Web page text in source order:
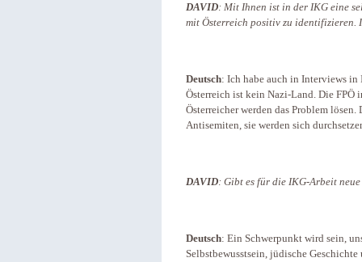
DAVID: Mit Ihnen ist in der IKG eine
mit Österreich positiv zu identifizieren.
Deutsch: Ich habe auch in Interviews in
Österreich ist kein Nazi-Land. Die FPÖ
Österreicher werden das Problem
Antisemiten, sie werden sich
DAVID: Gibt es für die IKG-Arbeit
Deutsch: Ein Schwerpunkt wird sein,
Selbstbewusstsein, jüdische